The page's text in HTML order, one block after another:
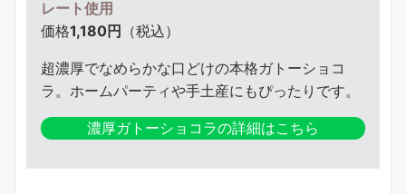
レート使用
価格1,180円 （税込）
超濃厚でなめらかな口どけの本格ガトーショコ
ラ。ホームパーティや手土産にもぴったりです。
濃厚ガトーショコラの詳細はこちら